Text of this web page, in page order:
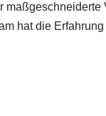
hat die